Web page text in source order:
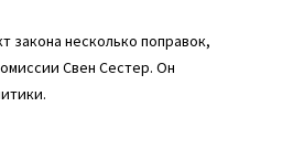
закона несколько поправок,
Свен Сестер. Он